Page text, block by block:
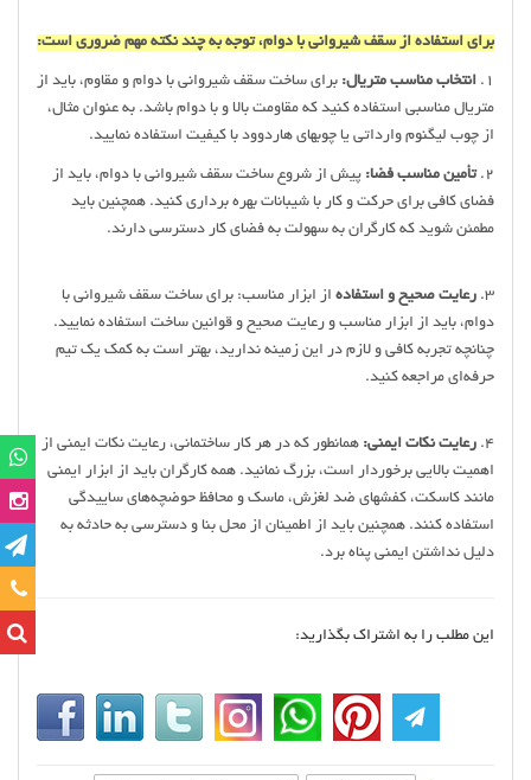
برای استفاده از سقف شیروانی با دوام، توجه به چند نکته مهم ضروری است:
1. انتخاب مناسب متریال: برای ساخت سقف شیروانی با دوام و مقاوم، باید از
متریال مناسبی استفاده کنید که مقاومت بالا و با دوام باشد. به عنوان مثال،
از چوب لیگنوم وارداتی یا چوبهای هاردوود با کیفیت استفاده نمایید.
2. تأمین مناسب فضا: پیش از شروع ساخت سقف شیروانی با دوام، باید از
فضای کافی برای حرکت و کار با شیبانات بهره برداری کنید. همچنین باید
مطمئن شوید که کارگران به سهولت به فضای کار دسترسی دارند.
3. رعایت صحیح و استفاده از ابزار مناسب: برای ساخت سقف شیروانی با
دوام، باید از ابزار مناسب و رعایت صحیح و قوانین ساخت استفاده نمایید.
چنانچه تجربه کافی و لازم در این زمینه ندارید، بهتر است به کمک یک تیم
حرفه‌ای مراجعه کنید.
4. رعایت نکات ایمنی: همانطور که در هر کار ساختمانی، رعایت نکات ایمنی از
اهمیت بالایی برخوردار است، بزرگ نمانید. همه کارگران باید از ابزار ایمنی
مانند کاسکت، کفشهای ضد لغزش، ماسک و محافظ حوضچه‌های ساییدگی
استفاده کنند. همچنین باید از اطمینان از محل بنا و دسترسی به حادثه به
دلیل نداشتن ایمنی پناه برد.
این مطلب را به اشتراک بگذارید: